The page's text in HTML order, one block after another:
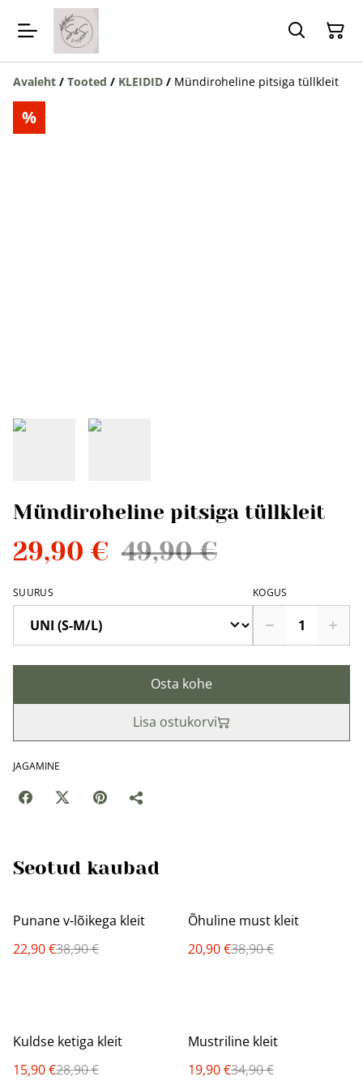
Avaleht / Tooted / KLEIDID / Mündiroheline pitsiga tüllkleit
%
Mündiroheline pitsiga tüllkleit
29,90 € 49,90 €
SUURUS KOGUS
Osta kohe
Lisa ostukorvi
JAGAMINE
Seotud kaubad
%
Punane v-lõikega kleit
22,90 €38,90 €
%
Õhuline must kleit
20,90 €38,90 €
%
Kuldse ketiga kleit
15,90 €28,90 €
%
Mustriline kleit
19,90 €34,90 €